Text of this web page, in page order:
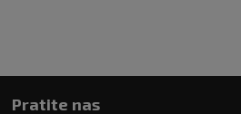
Pratite nas